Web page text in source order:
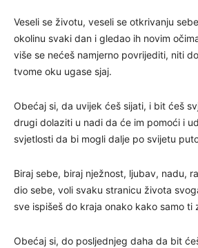
Veseli se životu, veseli se otkrivanju
okolinu svaki dan i gledao ih novim
više se nećeš namjerno povrijediti, niti
tvome oku ugase sjaj.
Obećaj si, da uvijek ćeš sijati, i bit ćeš
drugi dolaziti u nadi da će im pomoći i
svjetlosti da bi mogli dalje po svijetu
Biraj sebe, biraj nježnost, ljubav, nadu,
dio sebe, voli svaku stranicu života
sve ispišeš do kraja onako kako samo ti
Obećaj si, do posljednjeg daha da bit